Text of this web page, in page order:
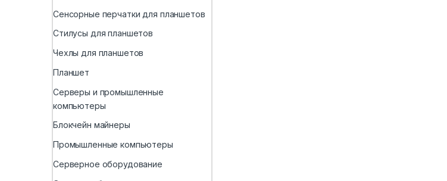
Сенсорные перчатки для планшетов
Стилусы для планшетов
Чехлы для планшетов
Планшет
Серверы и промышленные
компьютеры
Блокчейн майнеры
Промышленные компьютеры
Серверное оборудование